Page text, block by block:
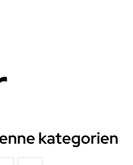
kategorien